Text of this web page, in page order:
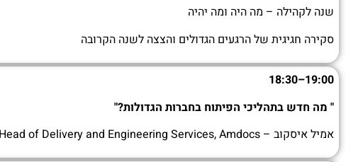
שנה לקהילה – מה היה ומה יהיה
סקירה חגיגית של הרגעים הגדולים והצצה לשנה הקרובה
19:00
–
18:30
" מה חדש בתהליכי הפיתוח בחברות הגדולות?"
אמיל איסקוב – Head of Delivery and Engineering Services, Amdocs